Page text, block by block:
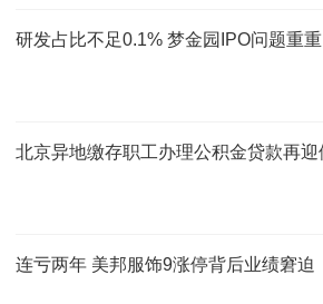
研发占比不足0.1% 梦金园IPO问题重重
北京异地缴存职工办理公积金贷款再迎
连亏两年 美邦服饰9涨停背后业绩窘迫